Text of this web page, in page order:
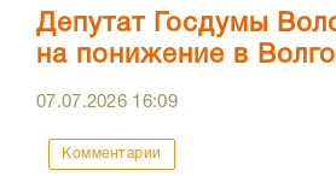
Депутат Госдумы
на понижение в
07.07.2026 16:09
Комментарии